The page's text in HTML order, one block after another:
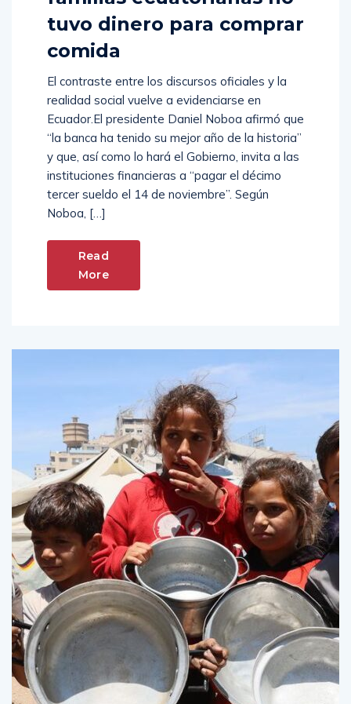
tuvo dinero para comprar
comida
El contraste entre los discursos oficiales y la
realidad social vuelve a evidenciarse en
Ecuador.El presidente Daniel Noboa afirmó que
“la banca ha tenido su mejor año de la historia”
y que, así como lo hará el Gobierno, invita a las
instituciones financieras a “pagar el décimo
tercer sueldo el 14 de noviembre”. Según
Noboa, […]
Read
More